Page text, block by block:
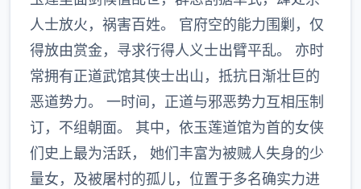
人士放火，祸害百姓。 官府空的能力围剿，仅
得放由赏金，寻求行得人义士出臂平乱。 亦时
常拥有正道武馆其侠士出山，抵抗日渐壮巨的
恶道势力。 一时间，正道与邪恶势力互相压制
订，不组朝面。 其中，依玉莲道馆为首的女侠
们史上最为活跃， 她们丰富为被贼人失身的少
量女，及被屠村的孤儿，位置于多名确实力进